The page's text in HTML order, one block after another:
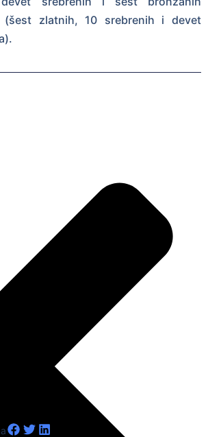
(šest zlatnih, 10 srebrenih i devet